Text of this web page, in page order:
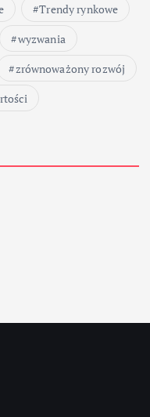
Trendy rynkowe
wyzwania
zrównoważony rozwój